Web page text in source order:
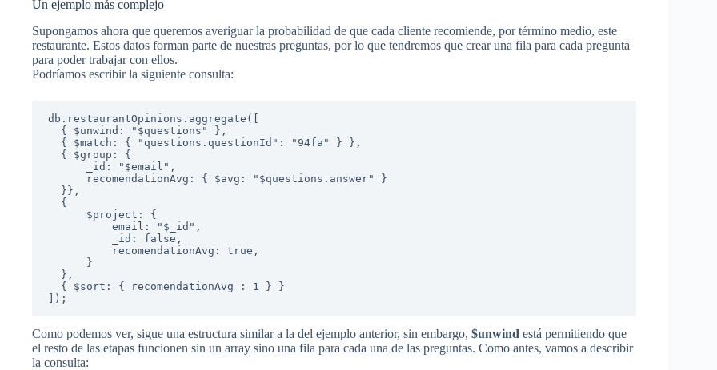
Un ejemplo más complejo
Supongamos ahora que queremos averiguar la probabilidad de que cada cliente recomiende, por término medio, este
restaurante. Estos datos forman parte de nuestras preguntas, por lo que tendremos que crear una fila para cada pregunta
para poder trabajar con ellos.
Podríamos escribir la siguiente consulta:
db.restaurantOpinions.aggregate([
]);
Como podemos ver, sigue una estructura similar a la del ejemplo anterior, sin embargo, $unwind está permitiendo que
el resto de las etapas funcionen sin un array sino una fila para cada una de las preguntas. Como antes, vamos a describir
la consulta: